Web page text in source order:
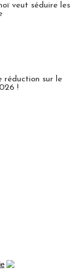
veut séduire les
réduction sur le
!